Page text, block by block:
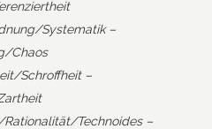
Systematik –
Chaos
Schroffheit –
Technoides –